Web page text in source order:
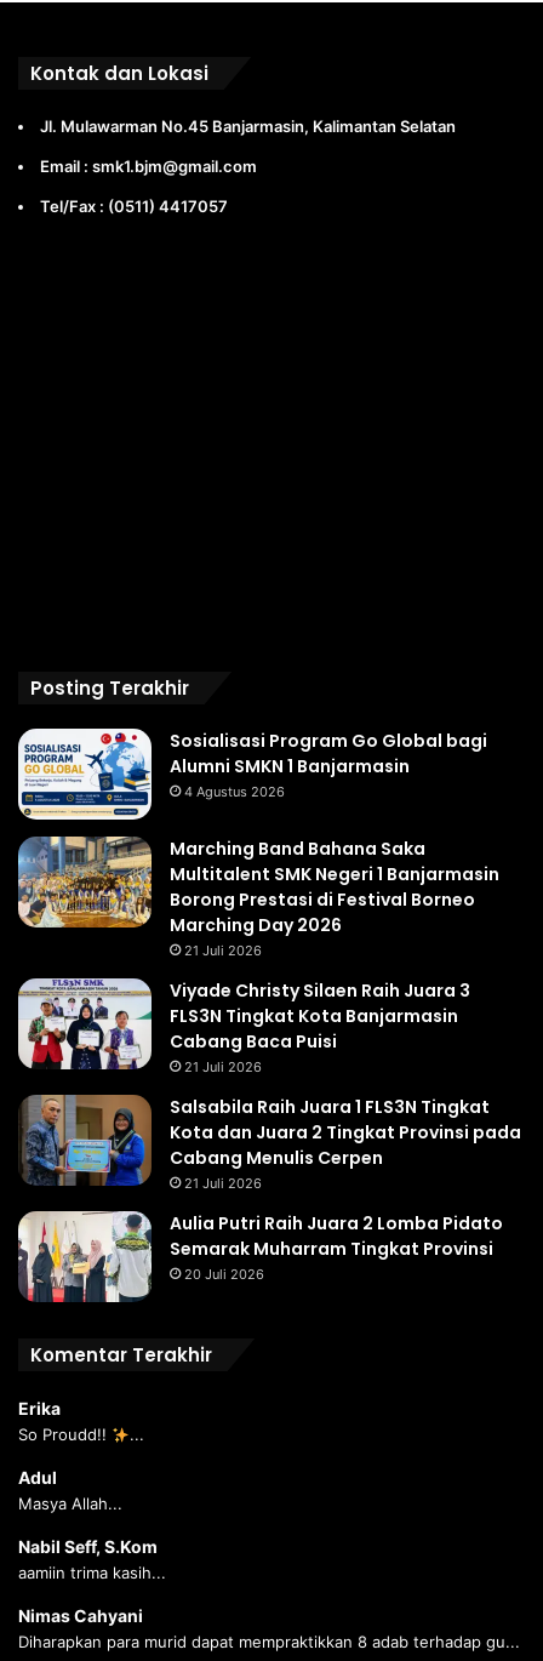
Kontak dan Lokasi
Jl. Mulawarman No.45 Banjarmasin, Kalimantan Selatan
Email : smk1.bjm@gmail.com
Tel/Fax : (0511) 4417057
Posting Terakhir
Sosialisasi Program Go Global bagi
Alumni SMKN 1 Banjarmasin
4 Agustus 2026
Marching Band Bahana Saka
Multitalent SMK Negeri 1 Banjarmasin
Borong Prestasi di Festival Borneo
Marching Day 2026
21 Juli 2026
Viyade Christy Silaen Raih Juara 3
FLS3N Tingkat Kota Banjarmasin
Cabang Baca Puisi
21 Juli 2026
Salsabila Raih Juara 1 FLS3N Tingkat
Kota dan Juara 2 Tingkat Provinsi pada
Cabang Menulis Cerpen
21 Juli 2026
Aulia Putri Raih Juara 2 Lomba Pidato
Semarak Muharram Tingkat Provinsi
20 Juli 2026
Komentar Terakhir
Erika
So Proudd!! ...
Adul
Masya Allah...
Nabil Seff, S.Kom
aamiin trima kasih...
Nimas Cahyani
Diharapkan para murid dapat mempraktikkan 8 adab terhadap gu...